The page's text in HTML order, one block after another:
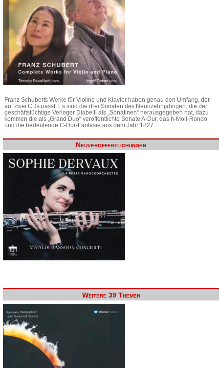
Franz Schuberts Werke für Violine und Klavier haben genau den Umfang, der
auf zwei CDs passt. Es sind die drei Sonaten des Neunzehnjährigen, die der
geschäftstüchtige Verleger Diabelli als „Sonatinen“ herausgegeben hat, dazu
kommen die als „Grand Duo“ veröffentlichte Sonate A-Dur, das h-Moll-Rondo
und die bedeutende C-Dur-Fantasie aus dem Jahr 1827.
Neuveröffentlichungen
Weitere 39 Themen